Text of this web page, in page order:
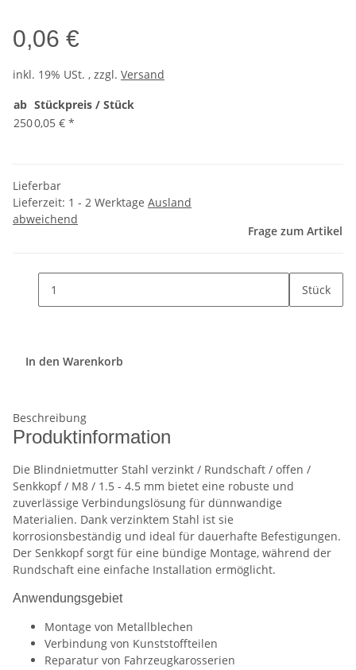
0,06 €
inkl. 19% USt. , zzgl. Versand
ab Stückpreis / Stück
2500,05 € *
Lieferbar
Lieferzeit: 1 - 2 Werktage Ausland
abweichend
Frage zum Artikel
Stück
In den Warenkorb
Beschreibung
Produktinformation
Die Blindnietmutter Stahl verzinkt / Rundschaft / offen /
Senkkopf / M8 / 1.5 - 4.5 mm bietet eine robuste und
zuverlässige Verbindungslösung für dünnwandige
Materialien. Dank verzinktem Stahl ist sie
korrosionsbeständig und ideal für dauerhafte Befestigungen.
Der Senkkopf sorgt für eine bündige Montage, während der
Rundschaft eine einfache Installation ermöglicht.
Anwendungsgebiet
Montage von Metallblechen
Verbindung von Kunststoffteilen
Reparatur von Fahrzeugkarosserien